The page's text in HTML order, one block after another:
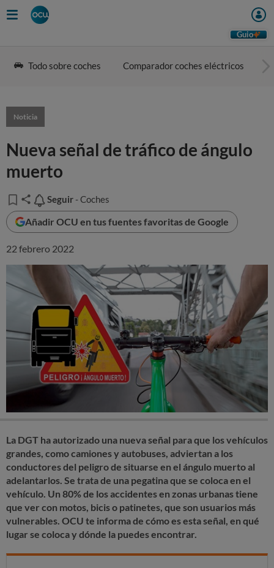
Guio
Todo sobre coches Comparador coches eléctricos
Noticia
Nueva señal de tráfico de ángulo
muerto
Seguir
Seguir - Coches
Añadir OCU en tus fuentes favoritas de Google
22 febrero 2022
La DGT ha autorizado una nueva señal para que los vehículos
grandes, como camiones y autobuses, adviertan a los
conductores del peligro de situarse en el ángulo muerto al
adelantarlos. Se trata de una pegatina que se coloca en el
vehículo. Un 80% de los accidentes en zonas urbanas tiene
que ver con motos, bicis o patinetes, que son usuarios más
vulnerables. OCU te informa de cómo es esta señal, en qué
lugar se coloca y dónde la puedes encontrar.